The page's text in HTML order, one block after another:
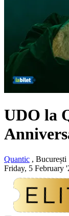
UDO la
Quantic , București
Friday, 5 February